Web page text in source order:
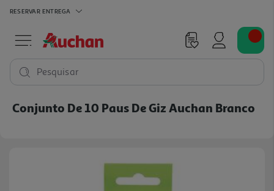
RESERVAR ENTREGA
Pesquisar
Conjunto De 10 Paus De Giz Auchan Branco